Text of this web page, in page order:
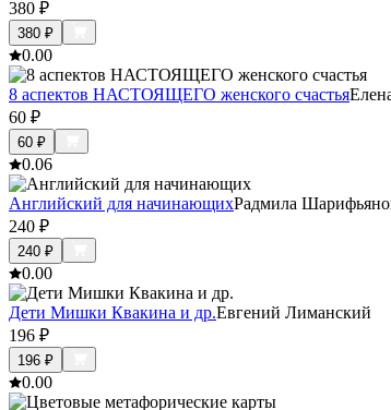
380 ₽
380 ₽
0.00
8 аспектов НАСТОЯЩЕГО женского счастья
60 ₽
60 ₽
0.06
Английский для начинающихРадмила
240 ₽
240 ₽
0.00
Дети Мишки Квакина и др.Евгений Лиманский
196 ₽
196 ₽
0.00